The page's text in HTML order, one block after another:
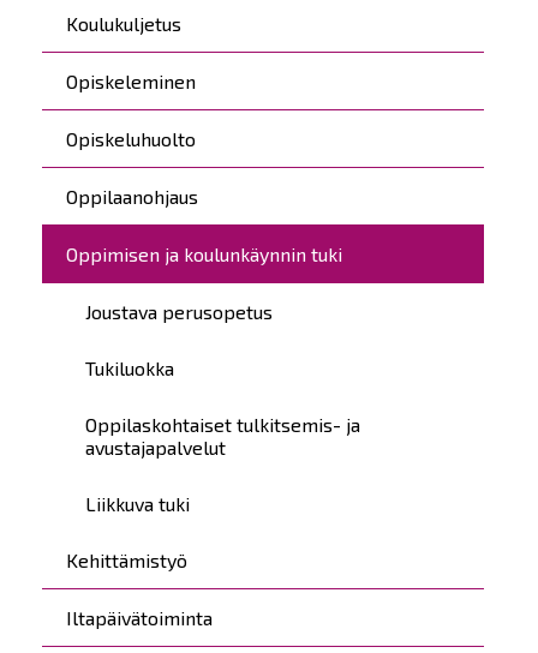
Koulukuljetus
Opiskeleminen
Opiskeluhuolto
Oppilaanohjaus
Oppimisen ja koulunkäynnin tuki
Joustava perusopetus
Tukiluokka
Oppilaskohtaiset tulkitsemis- ja
avustajapalvelut
Liikkuva tuki
Kehittämistyö
Iltapäivätoiminta